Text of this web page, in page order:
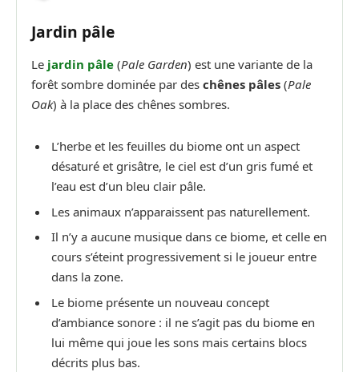
Jardin pâle
Le jardin pâle (Pale Garden) est une variante de la
forêt sombre dominée par des chênes pâles (Pale
Oak) à la place des chênes sombres.
L’herbe et les feuilles du biome ont un aspect
désaturé et grisâtre, le ciel est d’un gris fumé et
l’eau est d’un bleu clair pâle.
Les animaux n’apparaissent pas naturellement.
Il n’y a aucune musique dans ce biome, et celle en
cours s’éteint progressivement si le joueur entre
dans la zone.
Le biome présente un nouveau concept
d’ambiance sonore : il ne s’agit pas du biome en
lui même qui joue les sons mais certains blocs
décrits plus bas.